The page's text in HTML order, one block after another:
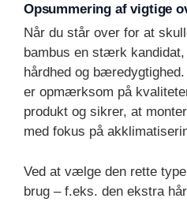
Opsummering af vigtige
Når du står over for at
bambus en stærk
hårdhed og
er opmærksom på
produkt og sikrer, at
med fokus på
Ved at vælge den rette
brug – f.eks. den ekstra